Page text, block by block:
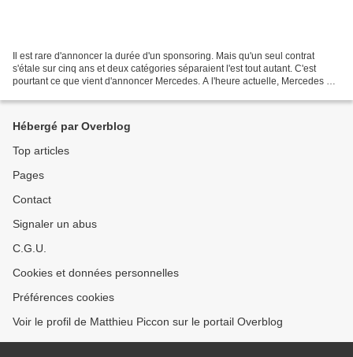
Il est rare d'annoncer la durée d'un sponsoring. Mais qu'un seul contrat
s'étale sur cinq ans et deux catégories séparaient l'est tout autant. C'est
pourtant ce que vient d'annoncer Mercedes. A l'heure actuelle, Mercedes est
Hébergé par Overblog
Top articles
Pages
Contact
Signaler un abus
C.G.U.
Cookies et données personnelles
Préférences cookies
Voir le profil de Matthieu Piccon sur le portail Overblog